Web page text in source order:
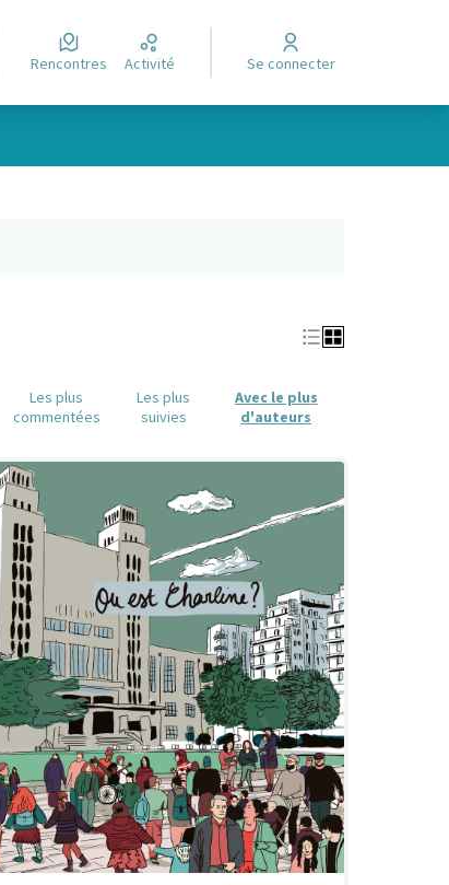
Rencontres Activité Se connecter
Les plus
commentées
Les plus
suivies
Avec le plus
d'auteurs